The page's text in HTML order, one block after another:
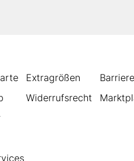
Extragrößen
Widerrufsrecht